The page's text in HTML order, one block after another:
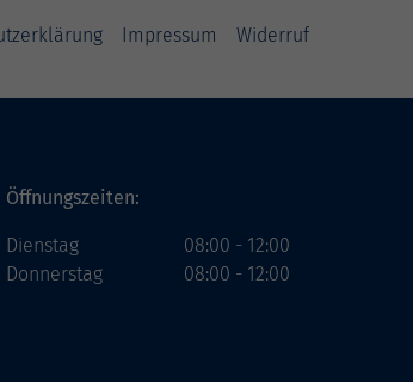
Impressum Widerruf
Öffnungszeiten:
Dienstag
Donnerstag
08:00 - 12:00
08:00 - 12:00